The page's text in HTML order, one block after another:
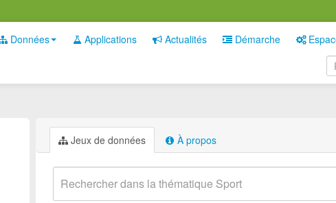
Données Applications Actualités Démarche
Jeux de données À propos